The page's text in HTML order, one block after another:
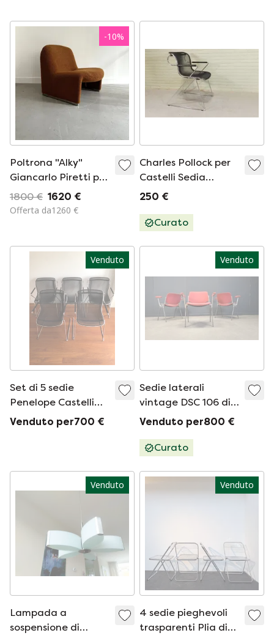
-10%
Poltrona "Alky"
Giancarlo Piretti per
Castelli anni '70
1800 € 1620 €
Offerta da1260 €
Charles Pollock per
Castelli Sedia
Penelope
250 €
Curato
Venduto
Set di 5 sedie
Penelope Castelli
Charles Pollock
Venduto per700 €
Venduto
Sedie laterali
vintage DSC 106 di
Giancarlo Piretti per
Castelli, anni '70 -
set di 6
Venduto per800 €
Curato
Venduto
Lampada a
sospensione di
Venduto
4 sedie pieghevoli
trasparenti Plia di